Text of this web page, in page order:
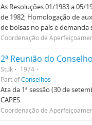
As Resoluções 01/1983 a 05/
de 1982; Homologação de
de bolsas no país e demanda
Coordenação de
2ª Reunião do
Stuk
1974
Part ofConselhos
Ata da 1ª sessão (30 de
CAPES.
Coordenação de